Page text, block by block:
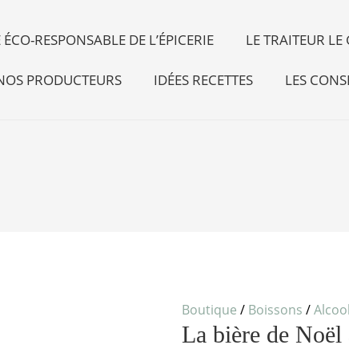
RESPONSABLE DE L’ÉPICERIE LE TRAITEUR
PRODUCTEURS IDÉES RECETTES LES
Boutique / Boissons /Alcool
La bière de Noël